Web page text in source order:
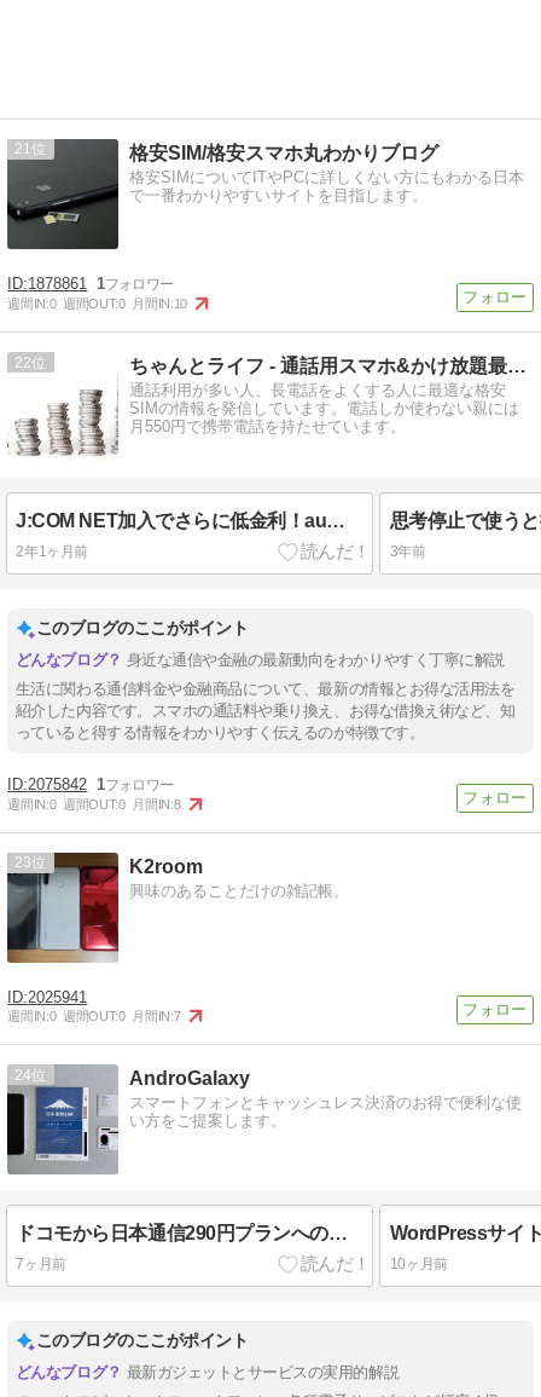
21 格安SIM/格安スマホ丸わかりブログ
格安SIMについてITやPCに詳しくない方にもわかる日本
で一番わかりやすいサイトを目指します。
1878861 1
週間IN:0 週間OUT:0 月間IN:10
22 ちゃんとライフ - 通話用スマホ&かけ放題最安を見つける！
通話利用が多い人、長電話をよくする人に最適な格安
SIMの情報を発信しています。電話しか使わない親には
月550円で携帯電話を持たせています。
J:COM NET加入でさらに低金利！auじぶん銀行住宅ローン借換え術
2年1ヶ月前 3年前
このブログのここがポイント
身近な通信や金融の最新動向をわかりやすく丁寧に解説
生活に関わる通信料金や金融商品について、最新の情報とお得な活用法を
紹介した内容です。スマホの通話料や乗り換え、お得な借換え術など、知
っていると得する情報をわかりやすく伝えるのが特徴です。
2075842 1
週間IN:0 週間OUT:0 月間IN:8
23 K2room
興味のあることだけの雑記帳。
2025941
週間IN:0 週間OUT:0 月間IN:7
24 AndroGalaxy
スマートフォンとキャッシュレス決済のお得で便利な使
い方をご提案します。
ドコモから日本通信290円プランへの即日MNP手順を画像で解説
7ヶ月前 10ヶ月前
このブログのここがポイント
最新ガジェットとサービスの実用的解説